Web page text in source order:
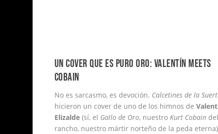
UN COVER QUE ES PURO ORO: VALENTÍN MEETS
COBAIN
No es sarcasmo, es devoción. Calcetines de la
hicieron un cover de uno de los himnos de
Elizalde(sí, el Gallo de Oro, nuestro Kurt Cobaindel
rancho, nuestro mártir norteño de la peda